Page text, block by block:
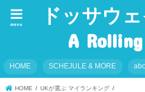
ドッサウ
A
menu
HOME SCHEJULE & MORE
HOME
UKが選ぶ マイランキング